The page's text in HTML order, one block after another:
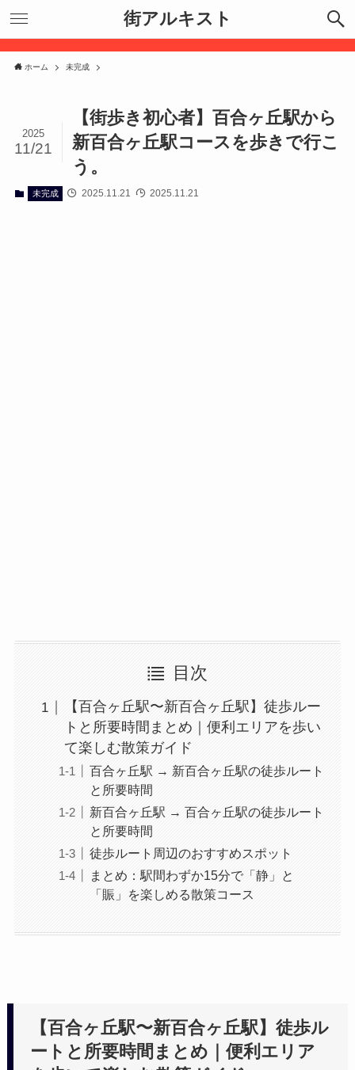
街アルキスト
ホーム 未完成
【街歩き初心者】百合ヶ丘駅から
新百合ヶ丘駅コースを歩きで行こ
う。
2025
11/21
未完成 2025.11.21 2025.11.21
目次
【百合ヶ丘駅〜新百合ヶ丘駅】徒歩ルー
トと所要時間まとめ｜便利エリアを歩い
て楽しむ散策ガイド
百合ヶ丘駅 → 新百合ヶ丘駅の徒歩ルート
と所要時間
新百合ヶ丘駅 → 百合ヶ丘駅の徒歩ルート
と所要時間
徒歩ルート周辺のおすすめスポット
まとめ：駅間わずか15分で「静」と
「賑」を楽しめる散策コース
【百合ヶ丘駅〜新百合ヶ丘駅】徒歩ル
ートと所要時間まとめ｜便利エリア